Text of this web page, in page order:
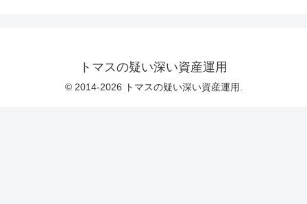
トマスの疑い深い資産運用
© 2014-2026 トマスの疑い深い資産運用.